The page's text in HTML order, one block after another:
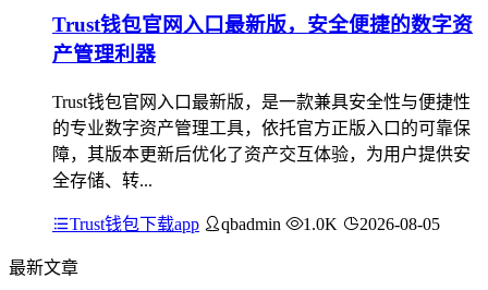
Trust钱包官网入口最新版，安全便捷的数字资
产管理利器
Trust钱包官网入口最新版，是一款兼具安全性与便捷性
的专业数字资产管理工具，依托官方正版入口的可靠保
障，其版本更新后优化了资产交互体验，为用户提供安
全存储、转...
Trust钱包下载app qbadmin 1.0K 2026-08-05
最新文章